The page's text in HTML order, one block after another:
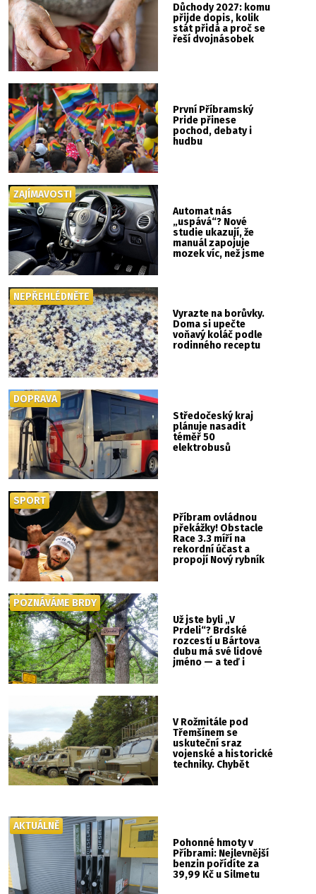
Důchody 2027: komu
přijde dopis, kolik
stát přidá a proč se
řeší dvojnásobek
První Příbramský
Pride přinese
pochod, debaty i
hudbu
Automat nás
„uspává“? Nové
studie ukazují, že
manuál zapojuje
mozek víc, než jsme
ZAJÍMAVOSTI
Vyrazte na borůvky.
Doma si upečte
voňavý koláč podle
rodinného receptu
NEPŘEHLÉDNĚTE
Středočeský kraj
plánuje nasadit
téměř 50
elektrobusů
DOPRAVA
Příbram ovládnou
překážky! Obstacle
Race 3.3 míří na
rekordní účast a
propojí Nový rybník
SPORT
Už jste byli „V
Prdeli“? Brdské
rozcestí u Bártova
dubu má své lidové
jméno — a teď i
POZNÁVÁME BRDY
V Rožmitále pod
Třemšínem se
uskuteční sraz
vojenské a historické
techniky. Chybět
Pohonné hmoty v
Příbrami: Nejlevnější
benzin pořídíte za
39,99 Kč u Silmetu
AKTUÁLNĚ